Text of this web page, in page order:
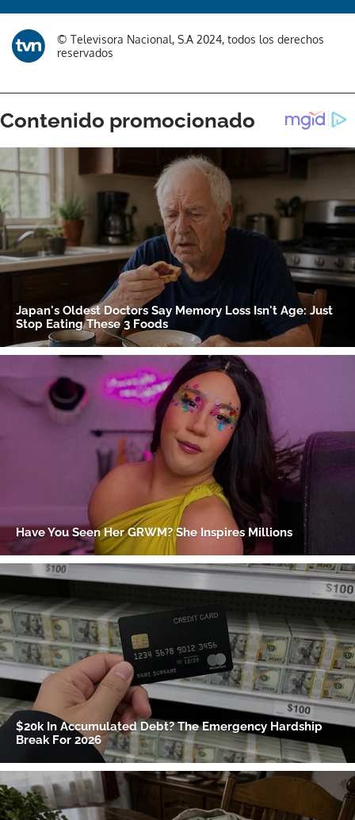
© Televisora Nacional, S.A 2024, todos los derechos
reservados